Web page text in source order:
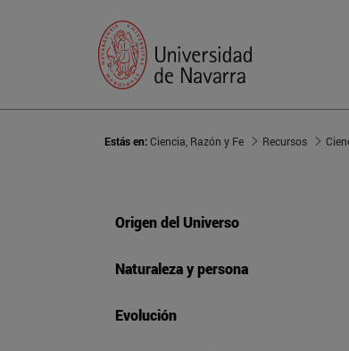
Estás en:Ciencia, Razón y Fe Recursos
Origen del Universo
Naturaleza y persona
Evolución